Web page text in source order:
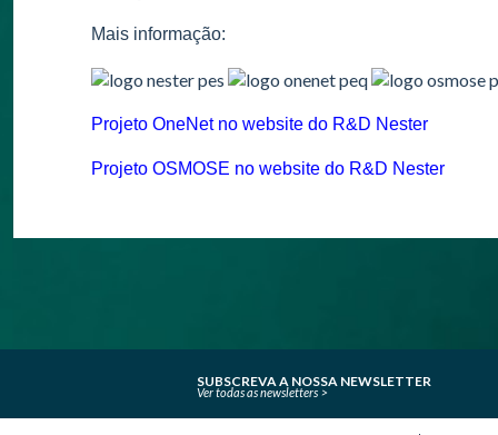
Mais informação:
Projeto OneNet no website do R&D Nester
Projeto OSMOSE no website do R&D Nester
SUBSCREVA A NOSSA NEWSLETTER
Ver todas as newsletters